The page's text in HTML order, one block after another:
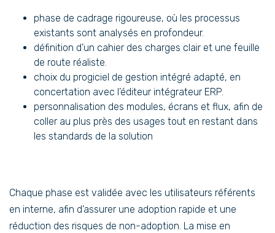
phase de cadrage rigoureuse, où les processus
existants sont analysés en profondeur.
définition d’un cahier des charges clair et une feuille
de route réaliste.
choix du progiciel de gestion intégré adapté, en
concertation avec l’éditeur intégrateur ERP.
personnalisation des modules, écrans et flux, afin de
coller au plus près des usages tout en restant dans
les standards de la solution
Chaque phase est validée avec les utilisateurs référents
en interne, afin d’assurer une adoption rapide et une
réduction des risques de non-adoption. La mise en